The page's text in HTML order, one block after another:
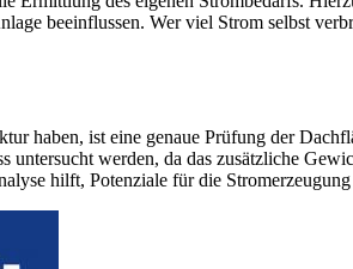
beeinflussen. Wer viel Strom selbst
haben, ist eine genaue Prüfung der
untersucht werden, da das zusätzliche
hilft, Potenziale für die